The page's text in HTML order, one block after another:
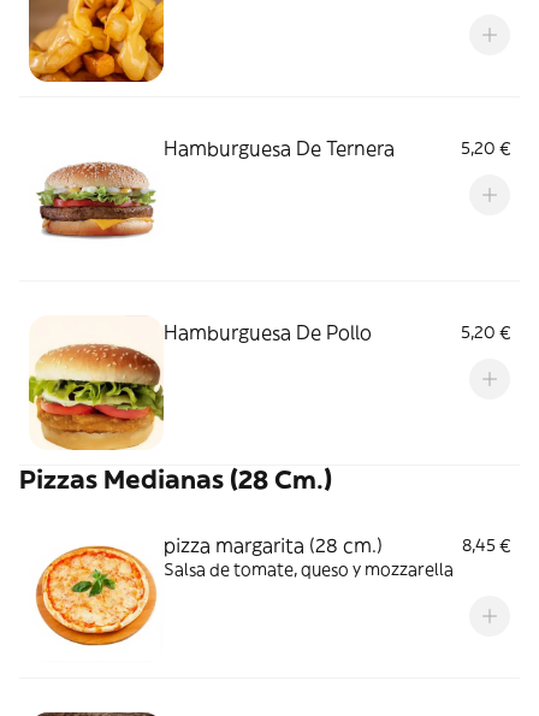
Hamburguesa De Ternera 5,20 €
Hamburguesa De Pollo 5,20 €
Pizzas Medianas (28 Cm.)
pizza margarita (28 cm.)
8,45 €
Salsa de tomate, queso y mozzarella